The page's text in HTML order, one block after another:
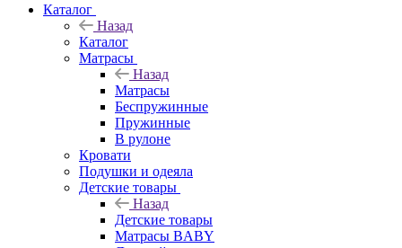
Каталог
Назад
Каталог
Матрасы
Назад
Матрасы
Беспружинные
Пружинные
В рулоне
Кровати
Подушки и одеяла
Детские товары
Назад
Детские товары
Матрасы BABY